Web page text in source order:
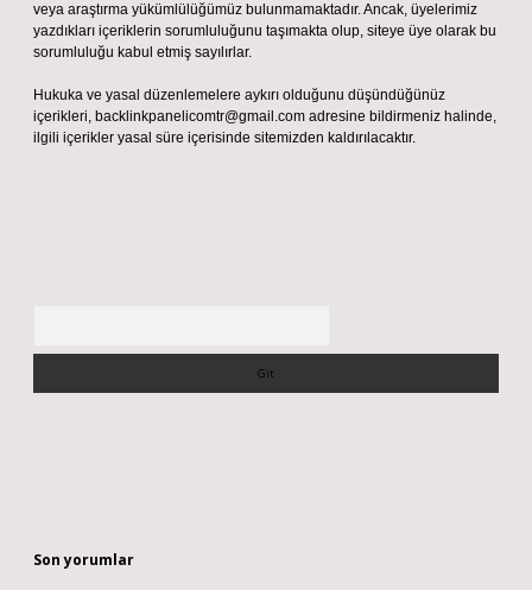
veya araştırma yükümlülüğümüz bulunmamaktadır. Ancak, üyelerimiz
yazdıkları içeriklerin sorumluluğunu taşımakta olup, siteye üye olarak bu
sorumluluğu kabul etmiş sayılırlar.
Hukuka ve yasal düzenlemelere aykırı olduğunu düşündüğünüz
içerikleri, backlinkpanelicomtr@gmail.com adresine bildirmeniz halinde,
ilgili içerikler yasal süre içerisinde sitemizden kaldırılacaktır.
Son yorumlar